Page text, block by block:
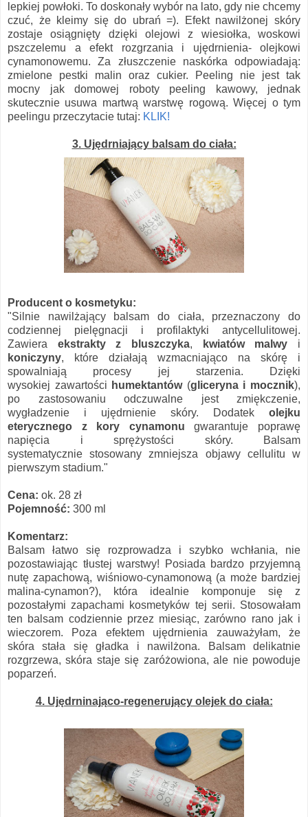
lepkiej powłoki. To doskonały wybór na lato, gdy nie chcemy
czuć, że kleimy się do ubrań =). Efekt nawilżonej skóry
zostaje osiągnięty dzięki olejowi z wiesiołka, woskowi
pszczelemu a efekt rozgrzania i ujędrnienia- olejkowi
cynamonowemu. Za złuszczenie naskórka odpowiadają:
zmielone pestki malin oraz cukier. Peeling nie jest tak
mocny jak domowej roboty peeling kawowy, jednak
skutecznie usuwa martwą warstwę rogową. Więcej o tym
peelingu przeczytacie tutaj: KLIK!
3. Ujędrniający balsam do ciała:
Producent o kosmetyku:
"Silnie nawilżający balsam do ciała, przeznaczony do
codziennej pielęgnacji i profilaktyki antycellulitowej.
Zawiera ekstrakty z bluszczyka, kwiatów malwy i
koniczyny, które działają wzmacniająco na skórę i
spowalniają procesy jej starzenia. Dzięki
wysokiej zawartości humektantów(gliceryna i mocznik),
po zastosowaniu odczuwalne jest zmiękczenie,
wygładzenie i ujędrnienie skóry. Dodatek olejku
eterycznego z kory cynamonu gwarantuje poprawę
napięcia i sprężystości skóry. Balsam
systematycznie stosowany zmniejsza objawy cellulitu w
pierwszym stadium."
Cena: ok. 28 zł
Pojemność: 300 ml
Komentarz:
Balsam łatwo się rozprowadza i szybko wchłania, nie
pozostawiając tłustej warstwy! Posiada bardzo przyjemną
nutę zapachową, wiśniowo-cynamonową (a może bardziej
malina-cynamon?), która idealnie komponuje się z
pozostałymi zapachami kosmetyków tej serii. Stosowałam
ten balsam codziennie przez miesiąc, zarówno rano jak i
wieczorem. Poza efektem ujędrnienia zauważyłam, że
skóra stała się gładka i nawilżona. Balsam delikatnie
rozgrzewa, skóra staje się zaróżowiona, ale nie powoduje
poparzeń.
4. Ujędrninająco-regenerujący olejek do ciała: